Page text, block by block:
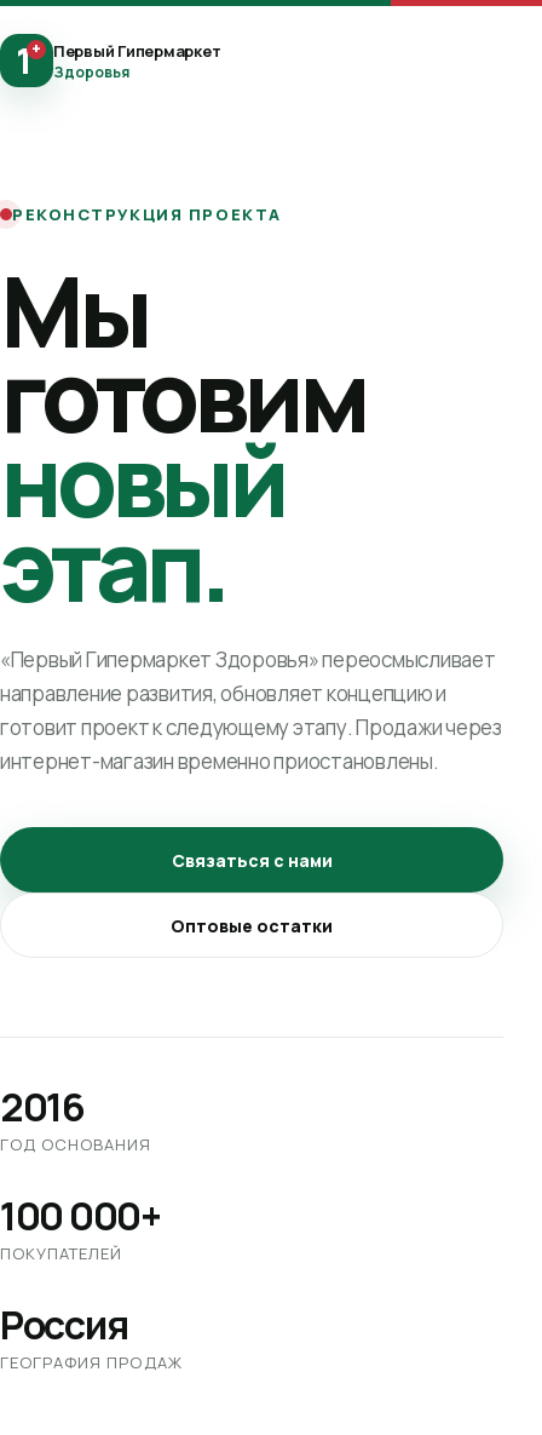
1+ Первый Гипермаркет
Здоровья
РЕКОНСТРУКЦИЯ ПРОЕКТА
Мы
готовим
новый
этап.
«Первый Гипермаркет Здоровья» переосмысливает
направление развития, обновляет концепцию и
готовит проект к следующему этапу. Продажи через
интернет-магазин временно приостановлены.
Связаться с нами
Оптовые остатки
2016
ГОД ОСНОВАНИЯ
100 000+
ПОКУПАТЕЛЕЙ
Россия
ГЕОГРАФИЯ ПРОДАЖ